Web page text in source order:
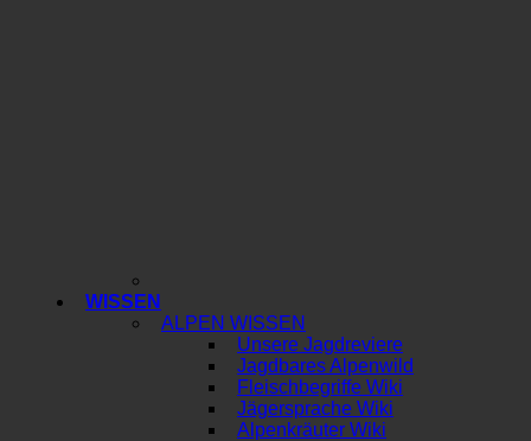
WISSEN
ALPEN WISSEN
Unsere Jagdreviere
Jagdbares Alpenwild
Fleischbegriffe Wiki
Jägersprache Wiki
Alpenkräuter Wiki